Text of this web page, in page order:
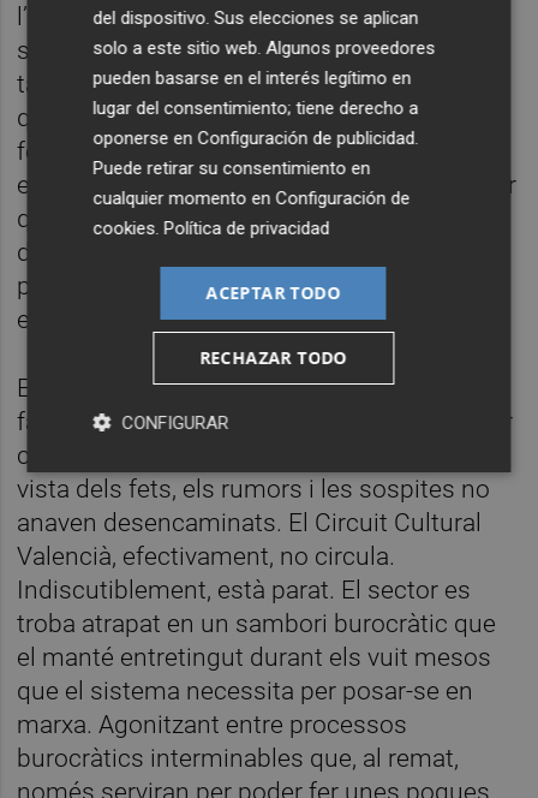
l’agilitat i llibertat de programació del
sistema anterior ha derivat en un catàleg
tancat, un llistat d’espectacles seleccionats
que només aporta lentitud i burocràcia. De
fet, a data de publicació d’aquestes línies,
encara hi ha comissions reunides per decidir
quins espectacles en formaran part. Al mes
de juny, ni els teatres saben què podran
programar ni les companyies saben quins
espectacles podran girar.
En definitiva, la metàfora inicial dels circuits
fa temps que va deixar de ser una broma per
convertir-se en un problema ben real. A la
vista dels fets, els rumors i les sospites no
anaven desencaminats. El Circuit Cultural
Valencià, efectivament, no circula.
Indiscutiblement, està parat. El sector es
troba atrapat en un sambori burocràtic que
el manté entretingut durant els vuit mesos
que el sistema necessita per posar-se en
marxa. Agonitzant entre processos
burocràtics interminables que, al remat,
només serviran per poder fer unes poques
del dispositivo. Sus elecciones se aplican
solo a este sitio web. Algunos proveedores
pueden basarse en el interés legítimo en
lugar del consentimiento; tiene derecho a
oponerse enConfiguración de publicidad.
Puede retirar su consentimiento en
cualquier momento enConfiguración de
cookies.Política de privacidad
ACEPTAR TODO
RECHAZAR TODO
CONFIGURAR